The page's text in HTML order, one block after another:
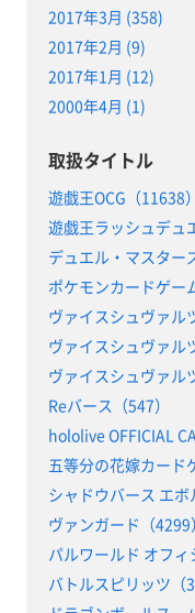
2017年3月 (358)
2017年2月 (9)
2017年1月 (12)
2000年4月 (1)
取扱タイトル
遊戯王OCG（11638）
遊戯王ラッシュデュ
デュエル・マスター
ポケモンカードゲー
ヴァイスシュヴァル
ヴァイスシュヴァル
ヴァイスシュヴァル
Reバース（547）
hololive OFFICIAL
五等分の花嫁カード
シャドウバース エボ
ヴァンガード（4299）
パルワールド オフィ
バトルスピリッツ（